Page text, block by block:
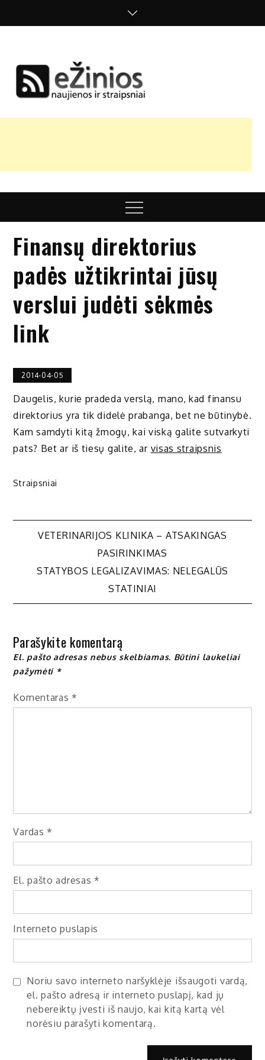
nuomonės
Menu
Finansų direktorius
padės užtikrintai jūsų
verslui judėti sėkmės
link
2014-04-05
Daugelis, kurie pradeda verslą, mano, kad finansu
direktorius yra tik didelė prabanga, bet ne būtinybė.
Kam samdyti kitą žmogų, kai viską galite sutvarkyti
pats? Bet ar iš tiesų galite, ar visas straipsnis
Straipsniai
Navigacija
tarp
įrašų
VETERINARIJOS KLINIKA – ATSAKINGAS
PASIRINKIMAS
STATYBOS LEGALIZAVIMAS: NELEGALŪS
STATINIAI
Parašykite komentarą
El. pašto adresas nebus skelbiamas. Būtini laukeliai
pažymėti *
Komentaras *
Vardas *
El. pašto adresas *
Interneto puslapis
Noriu savo interneto naršyklėje išsaugoti vardą,
el. pašto adresą ir interneto puslapį, kad jų
nebereiktų įvesti iš naujo, kai kitą kartą vėl
norėsiu parašyti komentarą.